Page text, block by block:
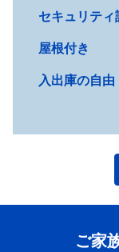
セキュリティ
屋根付き
入出庫の自由
ご家